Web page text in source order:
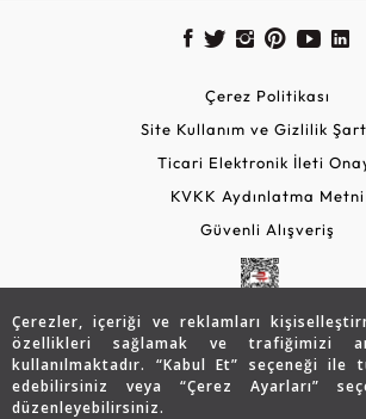
Çerezler, içeriği ve reklamları
özellikleri sağlamak ve trafiğimizi
kullanılmaktadır. “Kabul Et” seçeneği ile
edebilirsiniz veya “Çerez Ayarları”
düzenleyebilirsiniz.
Çerez Politikası
Site Kullanım ve Gizlilik
Ticari Elektronik İleti
KVKK Aydınlatma Metni
Güvenli Alışveriş